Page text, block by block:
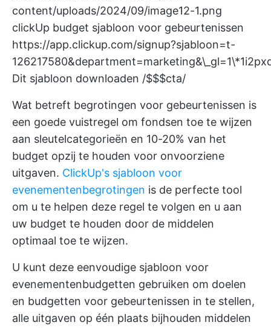
content/uploads/2024/09/image12-1.png
clickUp budget sjabloon voor gebeurtenissen
https://app.clickup.com/signup?sjabloon=t-
Dit sjabloon downloaden /$$$cta/
Wat betreft begrotingen voor gebeurtenissen is
een goede vuistregel om fondsen toe te wijzen
aan sleutelcategorieën en 10-20% van het
budget opzij te houden voor onvoorziene
uitgaven. ClickUp's sjabloon voor
evenementenbegrotingen is de perfecte tool
om u te helpen deze regel te volgen en u aan
uw budget te houden door de middelen
optimaal toe te wijzen.
U kunt deze eenvoudige sjabloon voor
evenementenbudgetten gebruiken om doelen
en budgetten voor gebeurtenissen in te stellen,
alle uitgaven op één plaats bijhouden middelen